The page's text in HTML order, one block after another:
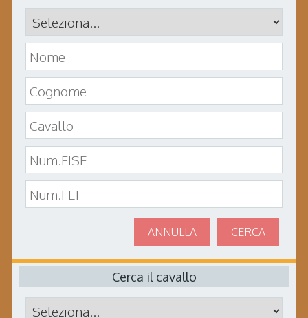
CERCA
ANNULLA
Cerca il cavallo